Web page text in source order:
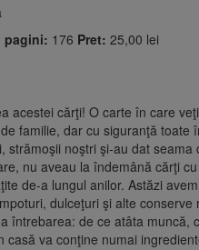
pagini: 176 Pret: 25,00 lei
acestei cărţi! O carte în care
familie, dar cu siguranţă
strămoşii noştri şi-au dat
nu aveau la îndemână cărţi
de-a lungul anilor. Astăzi
dulceţuri şi alte
întrebarea: de ce atâta
casă va conţine numai